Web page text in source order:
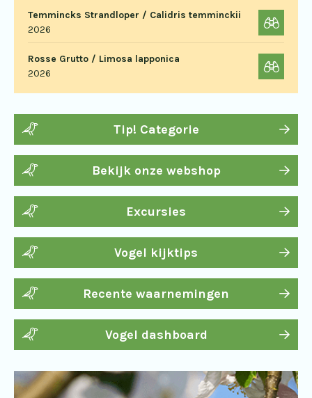
Temmincks Strandloper / Calidris temminckii
2026
Rosse Grutto / Limosa lapponica
2026
Tip! Categorie
Bekijk onze webshop
Excursies
Vogel kijktips
Recente waarnemingen
Vogel dashboard